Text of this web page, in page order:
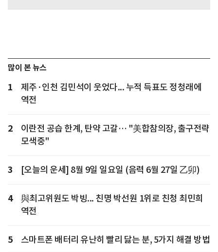
많이 본 뉴스
1
제주·인천 김민석이 웃었다... 누적 득표도 정청래에
역전
2
이란전 공습 한계, 탄약 고갈… "美합참의장, 출구전략
모색중"
3 [오늘의 운세] 8월 9일 일요일 (음력 6월 27일 乙卯)
4
與최고위원도 박빙... 친명 박선원 1위로 친청 최민희
역전
5 스마트폰 배터리 유난히 빨리 닳는 분, 5가지 해결 방법